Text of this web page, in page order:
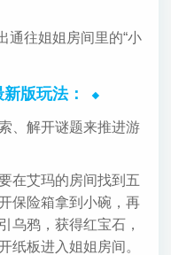
通往姐姐房间里的“小
版玩法：
、解开谜题来推进游
在艾玛的房间找到五
保险箱拿到小碗，再
乌鸦，获得红宝石，
纸板进入姐姐房间。